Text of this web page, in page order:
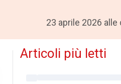
23 aprile 2026 alle
Articoli più letti